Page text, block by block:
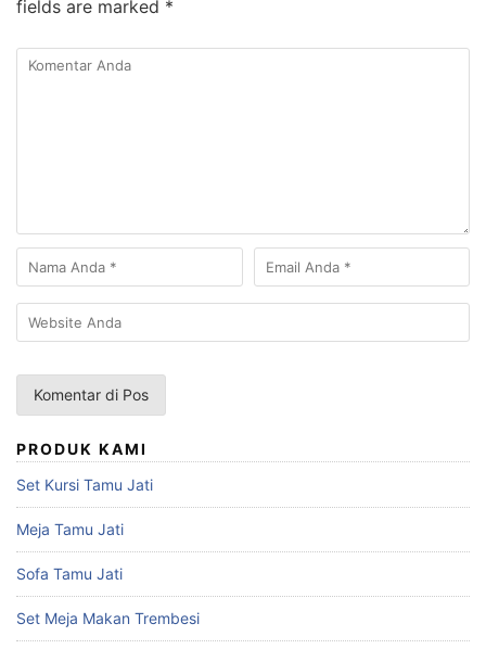
fields are marked *
PRODUK KAMI
Set Kursi Tamu Jati
Meja Tamu Jati
Sofa Tamu Jati
Set Meja Makan Trembesi